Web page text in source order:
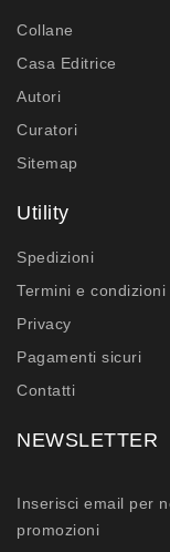
Collane
Casa Editrice
Autori
Curatori
Sitemap
Utility
Spedizioni
Termini e condizioni
Privacy
Pagamenti sicuri
Contatti
NEWSLETTER
Inserisci email per
promozioni